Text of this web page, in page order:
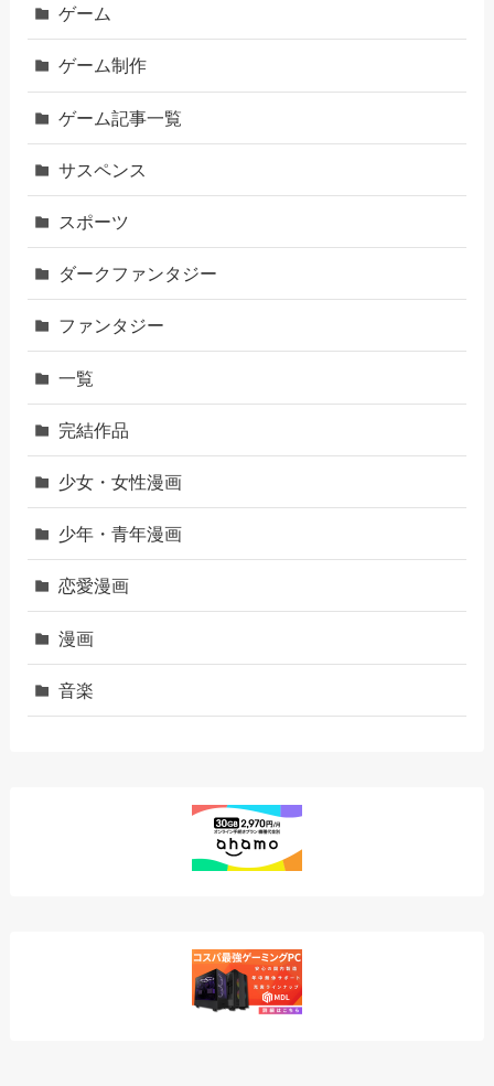
ゲーム
ゲーム制作
ゲーム記事一覧
サスペンス
スポーツ
ダークファンタジー
ファンタジー
一覧
完結作品
少女・女性漫画
少年・青年漫画
恋愛漫画
漫画
音楽